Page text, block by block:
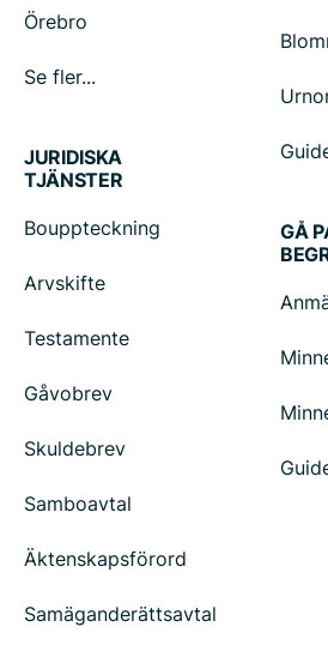
Örebro
Se fler...
JURIDISKA
TJÄNSTER
Bouppteckning
Arvskifte
Testamente
Gåvobrev
Skuldebrev
Samboavtal
Äktenskapsförord
Samäganderättsavtal
GÅ